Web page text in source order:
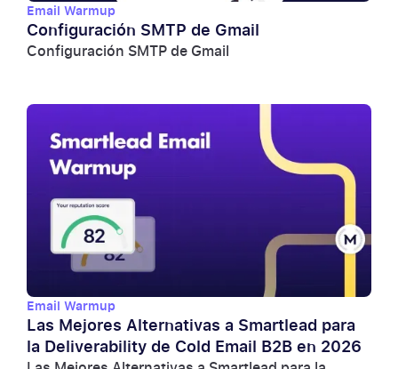
Email Warmup
Configuración SMTP de Gmail
Configuración SMTP de Gmail
Email Warmup
Las Mejores Alternativas a Smartlead para
la Deliverability de Cold Email B2B en 2026